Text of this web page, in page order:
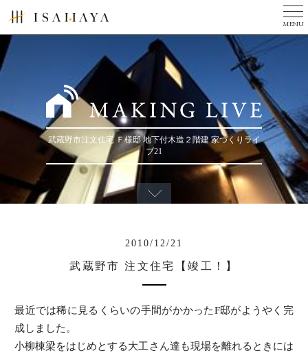
MENU
美しい家とは
完成写真集
３つのチカラ
現場ニュース
ニュース
会社案内
建築家の方へ
武蔵野市注文住宅 Ｆ様邸 地下付木造２階建 家づくりライ
ブ21
2010/12/21
武蔵野市 注文住宅【竣工！】
最近では稀に見るくらいの手間がかかったF邸がようやく完
成しました。
小柳棟梁をはじめとする大工さん達も現場を離れるときには